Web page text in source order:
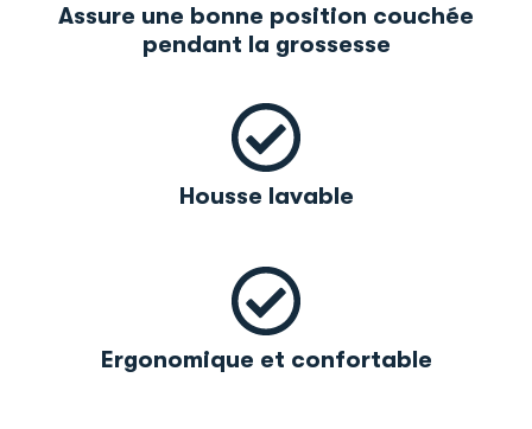
Assure une bonne position couchée
pendant la grossesse
Housse lavable
Ergonomique et confortable